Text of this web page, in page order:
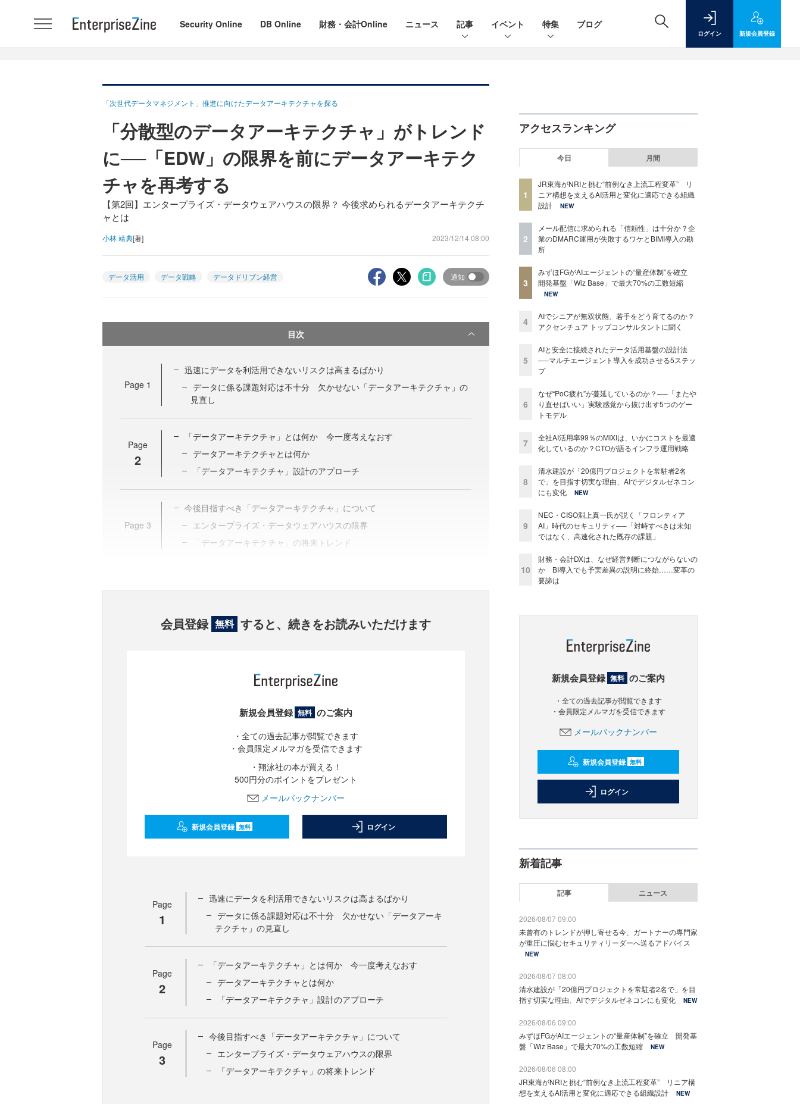
Security Online DB Online 財務・会計Online ニュース 記事 イベント 特集 ブログ
ログイン 新規会員登録
「次世代データマネジメント」推進に向けたデータアーキテクチャを探る
「分散型のデータアーキテクチャ」がトレンド
に──「EDW」の限界を前にデータアーキテク
チャを再考する
【第2回】エンタープライズ・データウェアハウスの限界？ 今後求められるデータアーキテクチ
ャとは
小林 靖典[著] 2023/12/14 08:00
データ活用 データ戦略 データドリブン経営 通知
目次
Page 1
迅速にデータを利活用できないリスクは高まるばかり
データに係る課題対応は不十分 欠かせない「データアーキテクチャ」の
見直し
Page
2
「データアーキテクチャ」とは何か 今一度考えなおす
データアーキテクチャとは何か
「データアーキテクチャ」設計のアプローチ
Page 3
今後目指すべき「データアーキテクチャ」について
エンタープライズ・データウェアハウスの限界
「データアーキテクチャ」の将来トレンド
会員登録 無料 すると、続きをお読みいただけます
新規会員登録 無料 のご案内
・全ての過去記事が閲覧できます
・会員限定メルマガを受信できます
・翔泳社の本が買える！
500円分のポイントをプレゼント
メールバックナンバー
新規会員登録 無料 ログイン
Page
1
迅速にデータを利活用できないリスクは高まるばかり
データに係る課題対応は不十分 欠かせない「データアーキ
テクチャ」の見直し
Page
2
「データアーキテクチャ」とは何か 今一度考えなおす
データアーキテクチャとは何か
「データアーキテクチャ」設計のアプローチ
Page
3
今後目指すべき「データアーキテクチャ」について
エンタープライズ・データウェアハウスの限界
「データアーキテクチャ」の将来トレンド
アクセスランキング
今日 月間
1
JR東海がNRIと挑む“前例なき上流工程変革” リ
ニア構想を支えるAI活用と変化に適応できる組織
設計
NEW
2
メール配信に求められる「信頼性」は十分か？企
業のDMARC運用が失敗するワケとBIMI導入の勘
所
3
みずほFGがAIエージェントの“量産体制”を確立
開発基盤「Wiz Base」で最大70%の工数短縮
NEW
4
AIでシニアが無双状態、若手をどう育てるのか？
アクセンチュア トップコンサルタントに聞く
5
AIと安全に接続されたデータ活用基盤の設計法
──マルチエージェント導入を成功させる5ステッ
プ
6
なぜ“PoC疲れ”が蔓延しているのか？──「またや
り直せばいい」実験感覚から抜け出す5つのゲー
トモデル
7
全社AI活用率99％のMIXIは、いかにコストを最適
化しているのか？CTOが語るインフラ運用戦略
8
清水建設が「20億円プロジェクトを常駐者2名
で」を目指す切実な理由、AIでデジタルゼネコン
にも変化
NEW
9
NEC・CISO淵上真一氏が説く「フロンティア
AI」時代のセキュリティ──「対峙すべきは未知
ではなく、高速化された既存の課題」
10
財務・会計DXは、なぜ経営判断につながらないの
か BI導入でも予実差異の説明に終始……変革の
要諦は
新規会員登録 無料 のご案内
・全ての過去記事が閲覧できます
・会員限定メルマガを受信できます
メールバックナンバー
新規会員登録 無料
ログイン
新着記事
記事 ニュース
2026/08/07 09:00
未曾有のトレンドが押し寄せる今、ガートナーの専門家
が重圧に悩むセキュリティリーダーへ送るアドバイス
NEW
2026/08/07 08:00
清水建設が「20億円プロジェクトを常駐者2名で」を目
指す切実な理由、AIでデジタルゼネコンにも変化
NEW
2026/08/06 09:00
みずほFGがAIエージェントの“量産体制”を確立 開発基
盤「Wiz Base」で最大70%の工数短縮
NEW
2026/08/06 08:00
JR東海がNRIと挑む“前例なき上流工程変革” リニア構
想を支えるAI活用と変化に適応できる組織設計
NEW